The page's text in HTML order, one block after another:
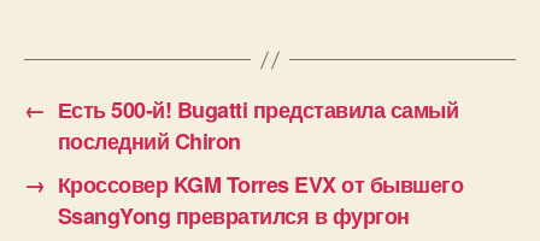
← Есть 500-й! Bugatti представила самый
последний Chiron
→ Кроссовер KGM Torres EVX от бывшего
SsangYong превратился в фургон